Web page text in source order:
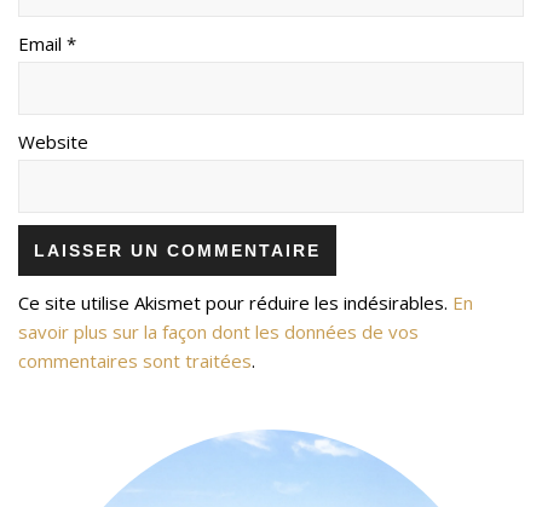
Email *
Website
Ce site utilise Akismet pour réduire les indésirables. En
savoir plus sur la façon dont les données de vos
commentaires sont traitées.